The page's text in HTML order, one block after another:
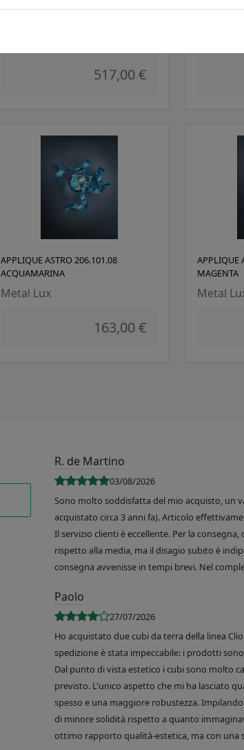
APPLIQUE A 2 LUCI VETRI ASTRO
517,00 €
APPLIQUE
APPLIQUE ASTRO 206.101.08
ACQUAMARINA
Metal Lux
163,00 €
APPLIQUE
MAGENTA
Metal
R. de Martino
03/08/2026
Sono molto soddisfatta del mio acquisto, un
acquistato circa 3 anni fa). Articolo
Il servizio clienti è eccellente. Per la
rispetto alla media, ma il disagio subito è
consegna avvenisse in tempi brevi. Nel
Paolo
27/07/2026
Ho acquistato due cubi da terra della linea
spedizione è stata impeccabile: i prodotti
Dal punto di vista estetico i cubi sono molto
previsto. L'unico aspetto che mi ha lasciato
spesso e una maggiore robustezza.
di minore solidità rispetto a quanto
ottimo rapporto qualità-estetica, ma con una